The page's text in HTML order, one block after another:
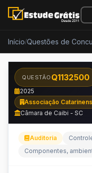
Início/Questões de
QUESTÃO Q1132500
2025
Associação
Câmara de Caibi - SC
Auditoria
Componentes,